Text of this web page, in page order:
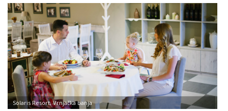
Solaris Resort, Vrnjačka banja